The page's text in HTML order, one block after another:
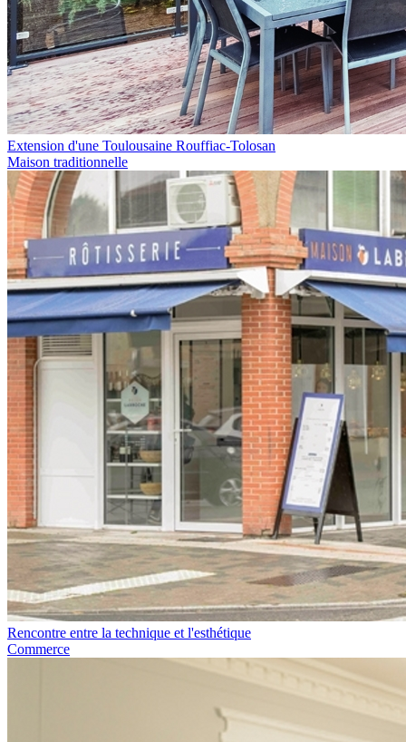
Extension d'une Toulousaine Rouffiac-Tolosan
Maison traditionnelle
Rencontre entre la technique et l'esthétique
Commerce